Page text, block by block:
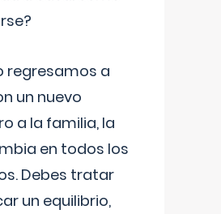
regresamos a
un nuevo
a la familia, la
en todos los
Debes tratar
un equilibrio,